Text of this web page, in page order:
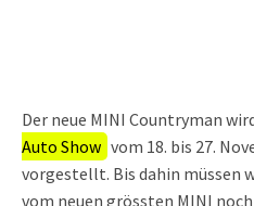
Der neue MINI Countryman
Auto Show vom 18. bis 27.
vorgestellt. Bis dahin müssen
vom neuen grössten MINI